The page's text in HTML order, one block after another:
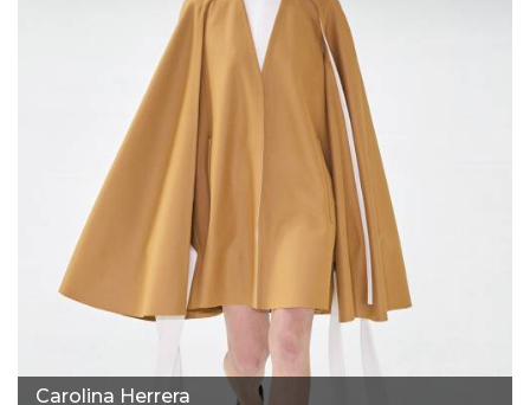
Carolina Herrera